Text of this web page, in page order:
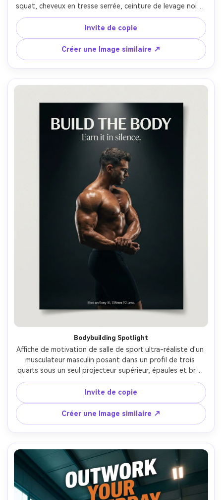
squat, cheveux en tresse serrée, ceinture de levage noire,
manches de genou, salle de sport de l'entrepôt gritty,
chaud tungstène lumières pratiques en arrière-plan,
basse angle dramatique, titre texte: "strong est la
norme", sous-texte: "Own the bar.", typographie
condensée audacieuse, grain de film subtil, texture
photoréaliste de la sueur et de la peau, Nikon Z8, 35mm
f/1.8, composition de l'affiche verticale-AR 4:5
Invite de copie
Créer une Image similaire ↗
Bodybuilding Spotlight
Affiche de motivation de salle de sport ultra-réaliste d'un
musculateur masculin posant dans un profil de trois
quarts sous un seul projecteur supérieur, épaules et bras
définis, brillance de peau huilée, fond sombre sans
couture, ombres humeureuses intenses, style éditorial de
luxe, titre: "Construisez le corps", sous-texte: "Gagnez-le
en silence.", élégant mélange serif + bold sans, texture
d'impression haute résolution, Sony A1, 135mm f/2,
encadrement vertical avec bandes supérieures et
inférieures sans texte-AR 4:5
Invite de copie
Créer une Image similaire ↗